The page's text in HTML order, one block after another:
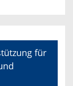
für